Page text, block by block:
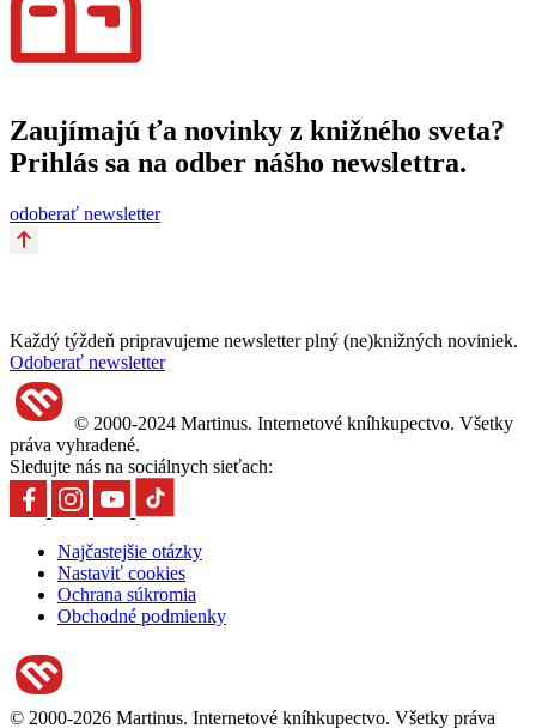
Zaujímajú ťa novinky z knižného sveta?
Prihlás sa na odber nášho newslettra.
odoberať newsletter
Každý týždeň pripravujeme newsletter plný (ne)knižných noviniek.
Odoberať newsletter
© 2000-2024 Martinus. Internetové kníhkupectvo. Všetky
práva vyhradené.
Sledujte nás na sociálnych sieťach:
Najčastejšie otázky
Nastaviť cookies
Ochrana súkromia
Obchodné podmienky
© 2000-2026 Martinus. Internetové kníhkupectvo. Všetky práva